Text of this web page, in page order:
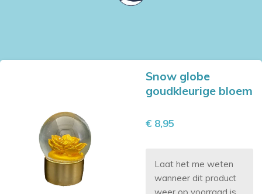
Snow globe
goudkleurige bloem
€ 8,95
Laat het me weten
wanneer dit product